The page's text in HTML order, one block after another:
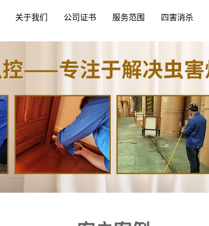
关于我们 公司证书 服务范围 四害消杀